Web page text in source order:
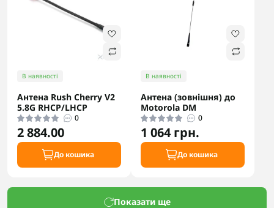
В наявності
Антена Rush Cherry V2
5.8G RHCP/LHCP
0
2 884.00
До кошика
В наявності
Антена (зовнішня) до
Motorola DM
0
1 064 грн.
До кошика
Показати ще